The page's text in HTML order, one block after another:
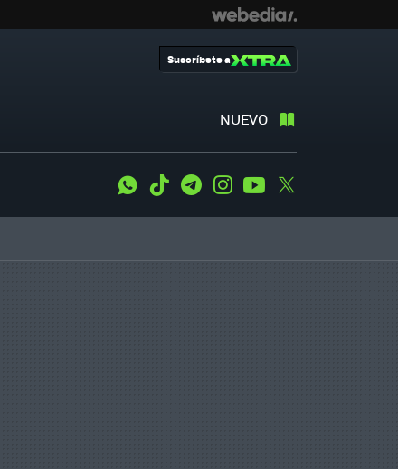
NUEVO
Suscríbete a
WhatsApp
Tiktok TelegramInstagramYoutube